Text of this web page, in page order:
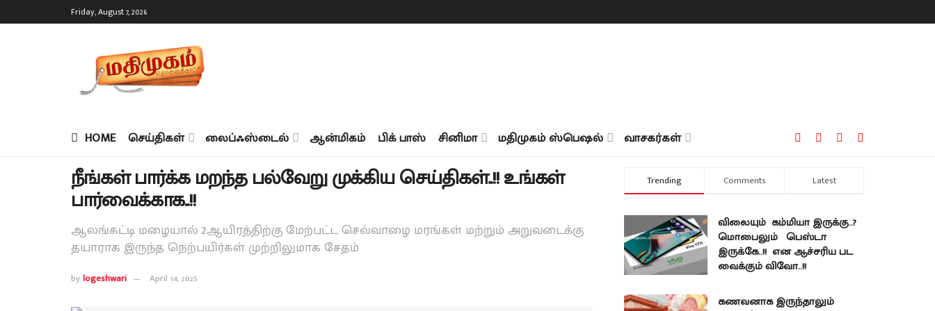
Friday, August 7, 2026
HOME செய்திகள் லைப்ஃஸ்டைல் ஆன்மிகம் பிக் பாஸ் சினிமா மதிமுகம் ஸ்பெஷல் வாசகர்கள்
நீங்கள் பார்க்க மறந்த பல்வேறு முக்கிய செய்திகள்..!! உங்கள்
பார்வைக்காக..!!
ஆலங்கட்டி மழையால் 2ஆயிரத்திற்கு மேற்பட்ட செவ்வாழை மரங்கள் மற்றும் அறுவடைக்கு
தயாராக இருந்த நெற்பயிர்கள் முற்றிலுமாக சேதம்
bylogeshwari April 14, 2025
Trending Comments Latest
விலையும் கம்மியா இருக்கு..?
மொபைலும் பெஸ்டா
இருக்கே..!! என ஆச்சரிய பட
வைக்கும் விவோ..!!
கணவனாக இருந்தாலும்